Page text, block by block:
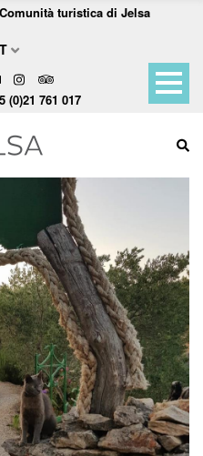
Comunità turistica di Jelsa
(0)21 761 017